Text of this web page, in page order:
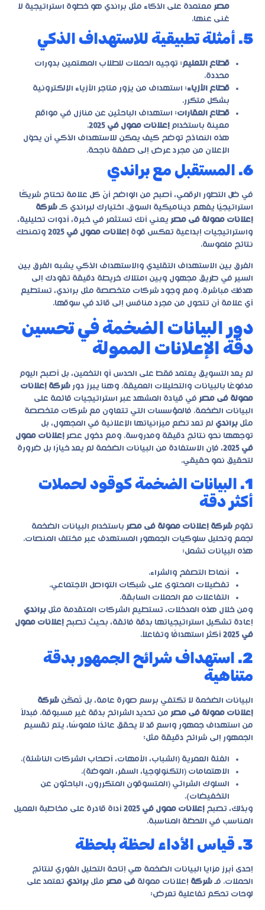
مصر معتمدة على الذكاء مثل براندي هو خطوة استراتيجية لا
غنى عنها.
5. أمثلة تطبيقية للاستهداف الذكي
قطاع التعليم: توجيه الحملات للطلاب المهتمين بدورات
محددة.
قطاع الأزياء: استهداف من يزور متاجر الأزياء الإلكترونية
بشكل متكرر.
قطاع العقارات: استهداف الباحثين عن منازل في مواقع
معينة باستخدام إعلانات ممول في 2025
.
هذه النماذج توضح كيف يمكن للاستهداف الذكي أن يحوّل
الإعلان من مجرد عرض إلى صفقة ناجحة.
6. المستقبل مع براندي
في ظل التطور الرقمي، أصبح من الواضح أنّ كل علامة تحتاج شريكًا
استراتيجيًا يفهم ديناميكية السوق. اختيارك لبراندي كـ شركة
إعلانات ممولة فى مصر يعني أنك تستثمر في خبرة، أدوات تحليلية،
واستراتيجيات إبداعية تعكس قوة إعلانات ممول في 2025
وتمنحك
نتائج ملموسة.
الفرق بين الاستهداف التقليدي والاستهداف الذكي يشبه الفرق بين
السير في طريق مجهول وبين امتلاك خريطة دقيقة تقودك إلى
هدفك مباشرة. ومع وجود شركات متخصصة مثل براندي، تستطيع
أي علامة أن تتحول من مجرد منافس إلى قائد في سوقها.
دور البيانات الضخمة في تحسين
دقة الإعلانات الممولة
لم يعد التسويق يعتمد فقط على الحدس أو التخمين، بل أصبح اليوم
مدفوعًا بالبيانات والتحليلات العميقة. وهنا يبرز دور شركة إعلانات
ممولة فى مصر في قيادة المشهد عبر استراتيجيات قائمة على
البيانات الضخمة. فالمؤسسات التي تتعاون مع شركات متخصصة
مثل براندي لم تعد تضع ميزانياتها الإعلانية في المجهول، بل
توجهها نحو نتائج دقيقة ومدروسة. ومع دخول عصر إعلانات ممول
في 2025
، فإن الاستفادة من البيانات الضخمة لم يعد خيارًا بل ضرورة
لتحقيق نمو حقيقي.
1. البيانات الضخمة كوقود لحملات
أكثر دقة
تقوم شركة إعلانات ممولة فى مصر باستخدام البيانات الضخمة
لجمع وتحليل سلوكيات الجمهور المستهدف عبر مختلف المنصات.
هذه البيانات تشمل:
أنماط التصفح والشراء.
تفضيلات المحتوى على شبكات التواصل الاجتماعي.
التفاعلات مع الحملات السابقة.
ومن خلال هذه المدخلات، تستطيع الشركات المتقدمة مثل براندي
إعادة تشكيل استراتيجياتها بدقة فائقة، بحيث تصبح إعلانات ممول
في 2025
أكثر استهدافًا وتفاعلاً.
2. استهداف شرائح الجمهور بدقة
متناهية
البيانات الضخمة لا تكتفي برسم صورة عامة، بل تُمكّن شركة
إعلانات ممولة فى مصر من تحديد الشرائح بدقة غير مسبوقة. فبدلاً
من استهداف جمهور واسع قد لا يحقق عائدًا ملموسًا، يتم تقسيم
الجمهور إلى شرائح دقيقة مثل:
الفئة العمرية (الشباب، الأمهات، أصحاب الشركات الناشئة).
الاهتمامات (التكنولوجيا، السفر، الموضة).
السلوك الشرائي (المتسوقون المتكررون، الباحثون عن
التخفيضات).
وبذلك، تصبح إعلانات ممول في 2025
أداة قادرة على مخاطبة العميل
المناسب في اللحظة المناسبة.
3. قياس الأداء لحظة بلحظة
إحدى أبرز مزايا البيانات الضخمة هي إتاحة التحليل الفوري لنتائج
الحملات. فـ شركة إعلانات ممولة فى مصر مثل براندي تعتمد على
لوحات تحكم تفاعلية تعرض: